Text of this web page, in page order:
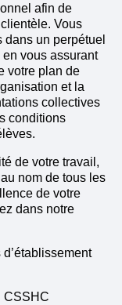
afin de
Vous
un perpétuel
vous assurant
votre plan de
et la
collectives
conditions
de votre travail,
nom de tous les
de votre
dans notre
CSSHC